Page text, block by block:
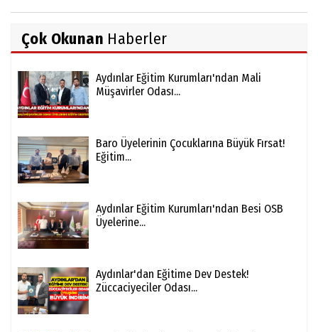
Çok Okunan Haberler
Aydınlar Eğitim Kurumları'ndan Mali
Müşavirler Odası...
Baro Üyelerinin Çocuklarına Büyük Fırsat!
Eğitim...
Aydınlar Eğitim Kurumları'ndan Besi OSB
Üyelerine...
Aydınlar'dan Eğitime Dev Destek!
Züccaciyeciler Odası...